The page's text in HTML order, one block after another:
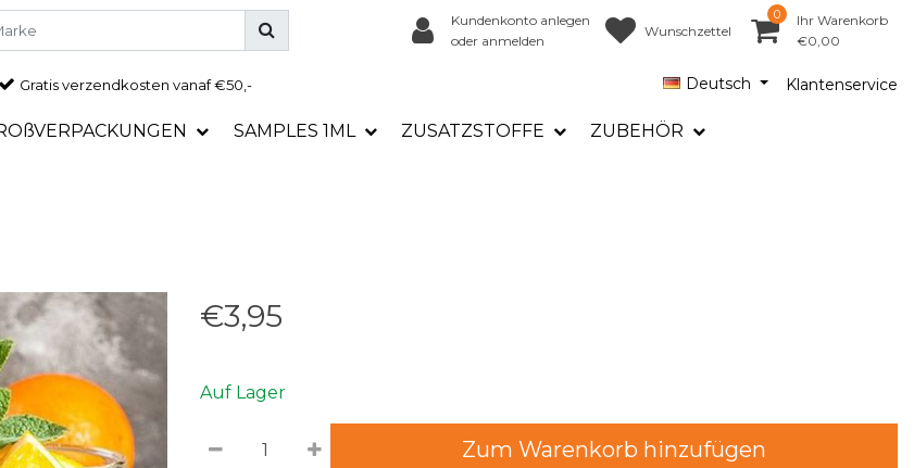
Kundenkonto anlegen
oder anmelden
Wunschzettel
0
Ihr Warenkorb
€0,00
Gratisverzendkosten vanaf €50,- Deutsch Klantenservice
SAMPLES 1ML ZUSATZSTOFFE ZUBEHÖR
€3,95
Auf Lager
Zum Warenkorb hinzufügen